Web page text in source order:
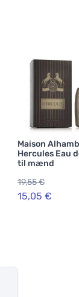
Maison
Hercules Eau
til mænd
19,55 €
15,05 €